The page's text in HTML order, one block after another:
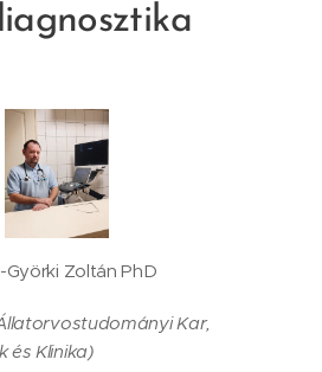
Györki Zoltán PhD
Kar,
és Klinika)